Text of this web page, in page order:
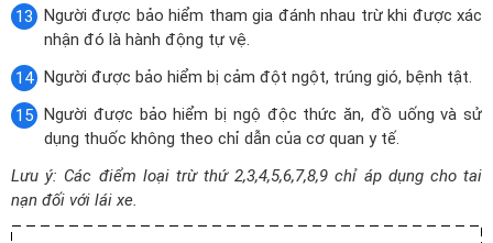
Người được bảo hiểm tham gia đánh nhau trừ khi được xác
nhận đó là hành động tự vệ.
Người được bảo hiểm bị cảm đột ngột, trúng gió, bệnh tật.
Người được bảo hiểm bị ngộ độc thức ăn, đồ uống và sử
dụng thuốc không theo chỉ dẫn của cơ quan y tế.
Lưu ý: Các điểm loại trừ thứ 2,3,4,5,6,7,8,9 chỉ áp dụng cho tai
nạn đối với lái xe.